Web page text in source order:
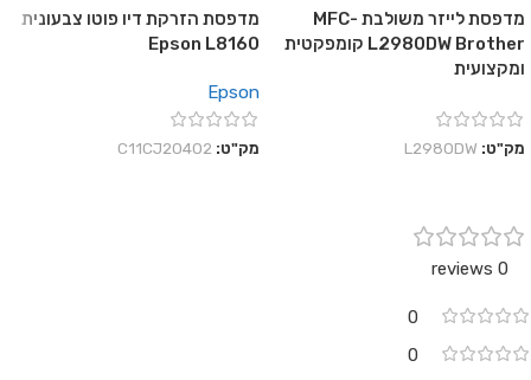
מדפסת לייזר משולבת MFC-
L2980DW Brother קומפקטית
ומקצועית
מק"ט: L2980DW
מדפסת הזרקת דיו פוטו צבעונית
Epson L8160
Epson
מק"ט: C11CJ20402
0 reviews
0
0